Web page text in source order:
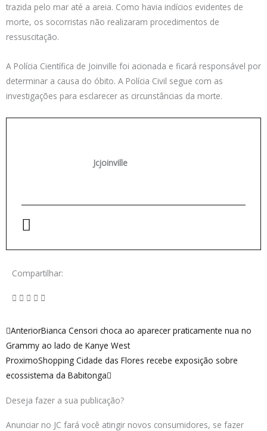
trazida pelo mar até a areia. Como havia indícios evidentes de
morte, os socorristas não realizaram procedimentos de
ressuscitação.
A Polícia Científica de Joinville foi acionada e ficará responsável por
determinar a causa do óbito. A Polícia Civil segue com as
investigações para esclarecer as circunstâncias da morte.
Jcjoinville
Compartilhar:
Anterior
AnteriorBianca Censori choca ao aparecer praticamente nua no
Grammy ao lado de Kanye West
ProximoShopping Cidade das Flores recebe exposição sobre
ecossistema da Babitonga
Próximo
Deseja fazer a sua publicação?
Anunciar no JC fará você atingir novos consumidores, se fazer